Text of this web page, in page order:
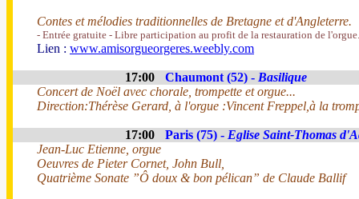
Contes et mélodies traditionnelles de Bretagne et d'Angleterre.
- Entrée gratuite - Libre participation au profit de la restauration de l'orgue.
Lien : www.amisorgueorgeres.weebly.com
17:00 Chaumont (52) - Basilique
Concert de Noël avec chorale, trompette et orgue...
Direction:Thérèse Gerard, à l'orgue :Vincent Freppel,à la
17:00 Paris (75) - Eglise Saint-Thomas
Jean-Luc Etienne, orgue
Oeuvres de Pieter Cornet, John Bull,
Quatrième Sonate ”Ô doux & bon pélican” de Claude Ballif